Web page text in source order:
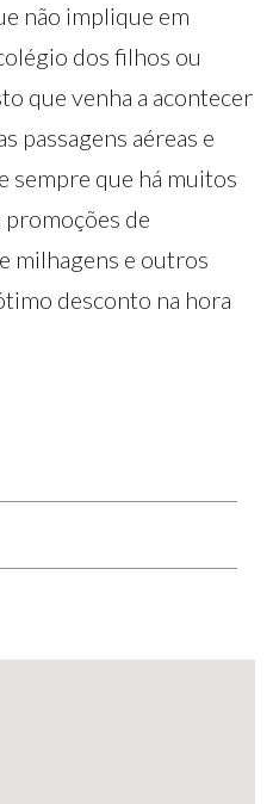
não implique em
dos filhos ou
que venha a acontecer
passagens aéreas e
sempre que há muitos
promoções de
milhagens e outros
desconto na hora